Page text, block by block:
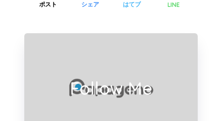
ポスト シェア はてブ LINE
Follow Me